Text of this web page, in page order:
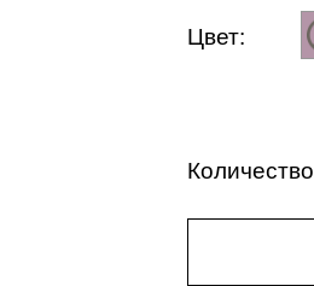
Цвет:
Количество